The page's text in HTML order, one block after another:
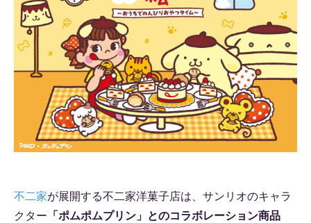
不二家が展開する不二家洋菓子店は、サンリオのキャラ
クター 「ポムポムプリン」とのコラボレーション商品